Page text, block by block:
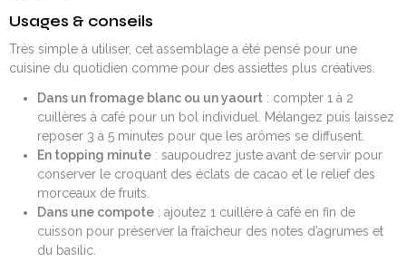
Usages & conseils
Très simple à utiliser, cet assemblage a été pensé pour une
cuisine du quotidien comme pour des assiettes plus créatives.
Dans un fromage blanc ou un yaourt: compter 1 à 2
cuillères à café pour un bol individuel. Mélangez puis laissez
reposer 3 à 5 minutes pour que les arômes se diffusent.
En topping minute: saupoudrez juste avant de servir pour
conserver le croquant des éclats de cacao et le relief des
morceaux de fruits.
Dans une compote: ajoutez 1 cuillère à café en fin de
cuisson pour préserver la fraîcheur des notes d’agrumes et
du basilic.